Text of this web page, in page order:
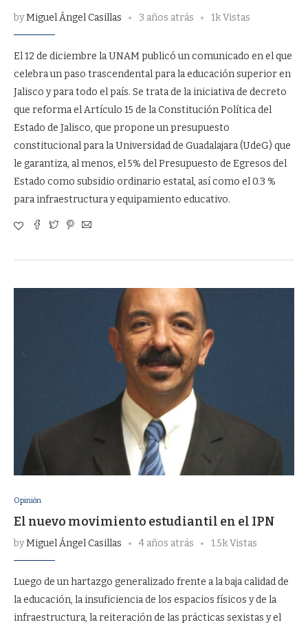
byMiguel Ángel Casillas 3 años atrás 1k Vistas
El 12 de diciembre la UNAM publicó un comunicado en el que
celebra un paso trascendental para la educación superior en
Jalisco y para todo el país. Se trata de la iniciativa de decreto
que reforma el Artículo 15 de la Constitución Política del
Estado de Jalisco, que propone un presupuesto
constitucional para la Universidad de Guadalajara (UdeG) que
le garantiza, al menos, el 5% del Presupuesto de Egresos del
Estado como subsidio ordinario estatal, así como el 0.3 %
para infraestructura y equipamiento educativo.
Opinión
El nuevo movimiento estudiantil en el IPN
byMiguel Ángel Casillas 4 años atrás 1.5k Vistas
Luego de un hartazgo generalizado frente a la baja calidad de
la educación, la insuficiencia de los espacios físicos y de la
infraestructura, la reiteración de las prácticas sexistas y el